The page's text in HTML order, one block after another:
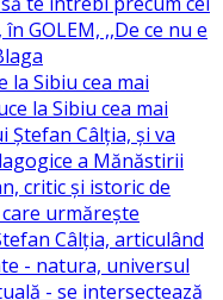
la Sibiu cea mai